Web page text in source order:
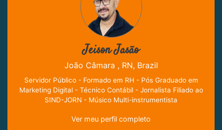
Jeison Jasão
João Câmara , RN, Brazil
Servidor Público - Formado em RH - Pós Graduado em
Marketing Digital - Técnico Contábil - Jornalista Filiado ao
SIND-JORN - Músico Multi-instrumentista
Ver meu perfil completo